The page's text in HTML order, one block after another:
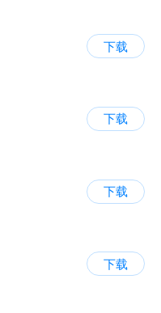
下载
下载
下载
下载